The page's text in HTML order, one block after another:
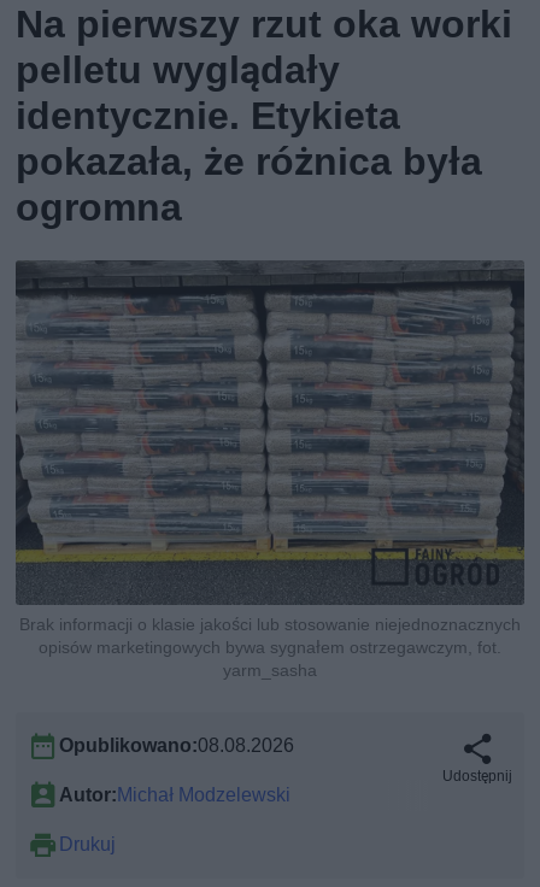
Na pierwszy rzut oka worki
pelletu wyglądały
identycznie. Etykieta
pokazała, że różnica była
ogromna
Brak informacji o klasie jakości lub stosowanie niejednoznacznych
opisów marketingowych bywa sygnałem ostrzegawczym, fot.
yarm_sasha
Opublikowano:08.08.2026
Autor:Michał Modzelewski
Drukuj
Udostępnij